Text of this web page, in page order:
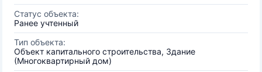
Статус объекта:
Ранее учтенный
Тип объекта:
Объект капитального строительства, Здание
(Многоквартирный дом)